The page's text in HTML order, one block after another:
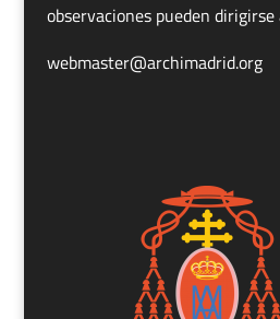
observaciones pueden dirigirse
webmaster@archimadrid.org